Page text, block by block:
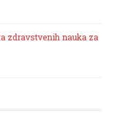
zdravstvenih nauka za